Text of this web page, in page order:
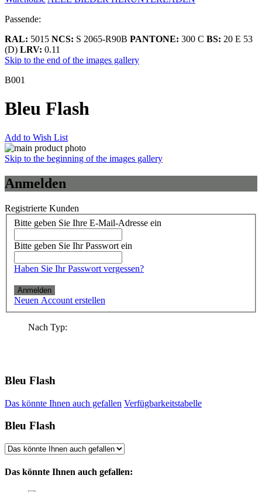
Passende:
RAL: 5015 NCS: S 2065-R90B PANTONE: 300 C BS: 20 E 53
(D) LRV: 0.11
Skip to the end of the images gallery
B001
Bleu Flash
Add to Wish List
Skip to the beginning of the images gallery
Anmelden
Registrierte Kunden
Bitte geben Sie Ihre E-Mail-Adresse ein
Bitte geben Sie Ihr Passwort ein
Haben Sie Ihr Passwort vergessen?
Anmelden
Neuen Account erstellen
Nach Typ:
Bleu Flash
Das könnte Ihnen auch gefallen Verfügbarkeitstabelle
Bleu Flash
Das könnte Ihnen auch gefallen: